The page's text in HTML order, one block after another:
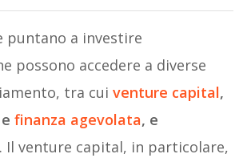
puntano a investire
possono accedere a diverse
tra cuiventure capital,
efinanza agevolata, e
. Il venture capital, in particolare,